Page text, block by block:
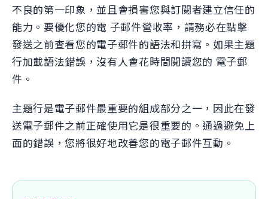
不良的第一印象，並且會損害您與訂閱者建立信任的
能力。要優化您的電 子郵件營收率，請務必在點擊
發送之前查看您的電子郵件的語法和拼寫。如果主題
行加載語法錯誤，沒有人會花時間閱讀您的 電子郵
件。
主題行是電子郵件最重要的組成部分之一，因此在發
送電子郵件之前正確使用它是很重要的。通過避免上
面的錯誤，您將很好地改善您的電子郵件互動。